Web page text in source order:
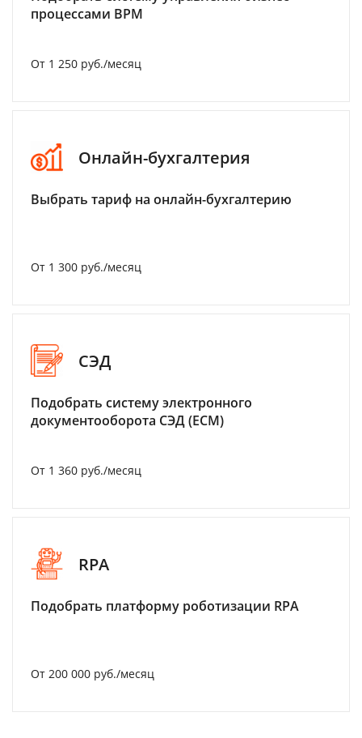
процессами BPM
От 1 250 руб./месяц
Онлайн-бухгалтерия
Выбрать тариф на онлайн-бухгалтерию
От 1 300 руб./месяц
СЭД
Подобрать систему электронного
документооборота СЭД (ECM)
От 1 360 руб./месяц
RPA
Подобрать платформу роботизации RPA
От 200 000 руб./месяц